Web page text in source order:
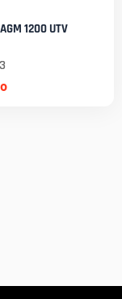
1200 UTV